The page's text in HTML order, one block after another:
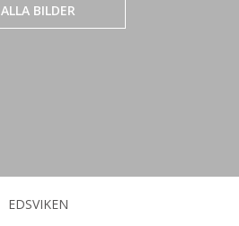
ALLA BILDER
EDSVIKEN